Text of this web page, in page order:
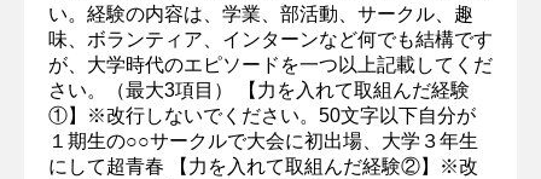
い。経験の内容は、学業、部活動、サークル、趣
味、ボランティア、インターンなど何でも結構です
が、大学時代のエピソードを一つ以上記載してくだ
さい。（最大3項目） 【力を入れて取組んだ経験
①】※改行しないでください。50文字以下自分が
１期生の○○サークルで大会に初出場、大学３年生
にして超青春 【力を入れて取組んだ経験②】※改